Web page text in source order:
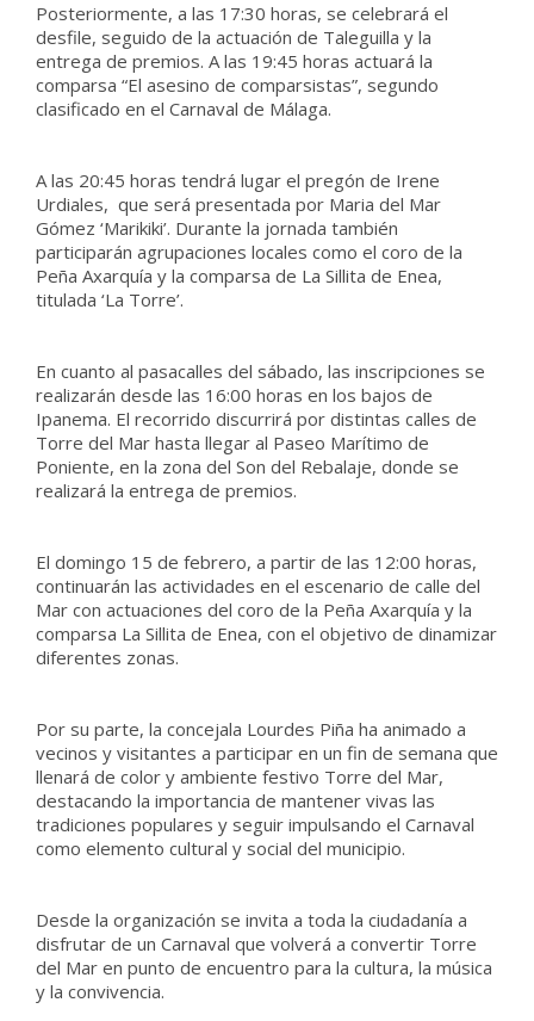
Posteriormente, a las 17:30 horas, se celebrará el
desfile, seguido de la actuación de Taleguilla y la
entrega de premios. A las 19:45 horas actuará la
comparsa “El asesino de comparsistas”, segundo
clasificado en el Carnaval de Málaga.
A las 20:45 horas tendrá lugar el pregón de Irene
Urdiales, que será presentada por Maria del Mar
Gómez ‘Marikiki’. Durante la jornada también
participarán agrupaciones locales como el coro de la
Peña Axarquía y la comparsa de La Sillita de Enea,
titulada ‘La Torre’.
En cuanto al pasacalles del sábado, las inscripciones se
realizarán desde las 16:00 horas en los bajos de
Ipanema. El recorrido discurrirá por distintas calles de
Torre del Mar hasta llegar al Paseo Marítimo de
Poniente, en la zona del Son del Rebalaje, donde se
realizará la entrega de premios.
El domingo 15 de febrero, a partir de las 12:00 horas,
continuarán las actividades en el escenario de calle del
Mar con actuaciones del coro de la Peña Axarquía y la
comparsa La Sillita de Enea, con el objetivo de dinamizar
diferentes zonas.
Por su parte, la concejala Lourdes Piña ha animado a
vecinos y visitantes a participar en un fin de semana que
llenará de color y ambiente festivo Torre del Mar,
destacando la importancia de mantener vivas las
tradiciones populares y seguir impulsando el Carnaval
como elemento cultural y social del municipio.
Desde la organización se invita a toda la ciudadanía a
disfrutar de un Carnaval que volverá a convertir Torre
del Mar en punto de encuentro para la cultura, la música
y la convivencia.